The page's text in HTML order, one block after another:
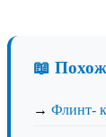
📖
→ Флинт-